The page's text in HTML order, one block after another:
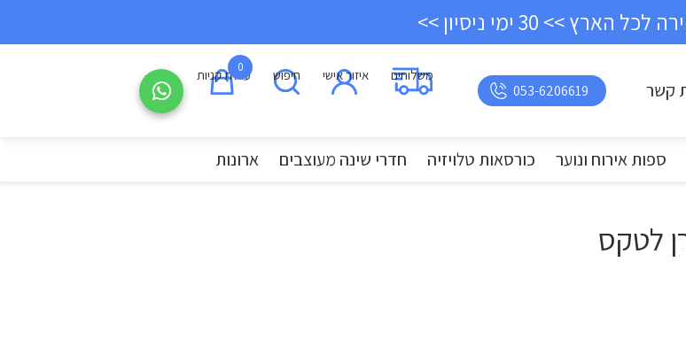
>> 30 ימי ניסיון >>
קשר 053-6206619
משלוחים איזור אישי חיפוש 0
עגלת קניות
ספות אירוח ונוער כורסאות טלויזיה חדרי שינה מעוצבים ארונות
לטקס